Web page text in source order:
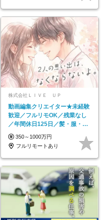
株式会社ＬＩＶＥ ＵＰ
動画編集クリエイター★未経験
歓迎／フルリモOK／残業なし
／年間休日125日／髪・服・ネ
イル自由／研修充実で安心
350～1000万円
フルリモートあり